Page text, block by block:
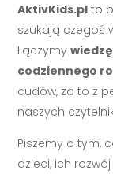
AktivKids.pl to
szukają czegoś
Łączymy
codziennego
cudów, za to z
naszych
Piszemy o tym,
dzieci, ich